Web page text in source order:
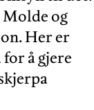
og
Her er
å gjere